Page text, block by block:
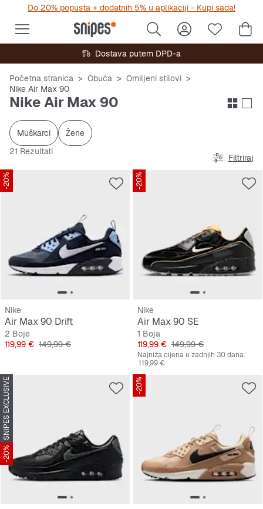
Do 20% popusta + dodatnih 5% u aplikaciji - Kupi sada!
Dostava putem DPD-a
Početna stranica Obuća
Omiljeni stilovi
Nike Air Max 90
Nike Air Max 90
Muškarci
Žene
21 Rezultati
Filtriraj
-20%
Nike
Air Max 90 Drift
2 Boje
Cijena
119,99 € Originalna cijena
149,99 €
-20%
Nike
Air Max 90 SE
1 Boja
Cijena
119,99 € Originalna cijena
149,99 €
Najniža cijena u zadnjih 30 dana:
119,99 €
SNIPES EXCLUSIVE
-20%
-20%